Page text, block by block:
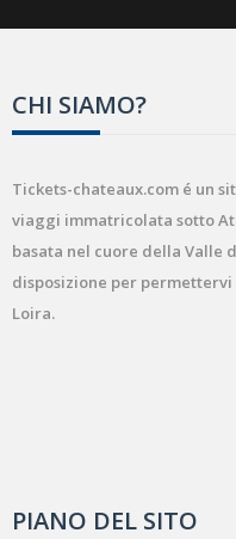
CHI SIAMO?
Tickets-chateaux.com é un
viaggi immatricolata sotto
basata nel cuore della Valle
disposizione per
Loira.
PIANO DEL SITO